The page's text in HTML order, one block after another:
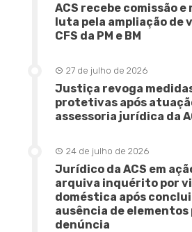
ACS recebe comissão
luta pela ampliação de
CFS da PM e BM
27 de julho de 2026
Justiça revoga
protetivas após
assessoria jurídica da
24 de julho de 2026
Jurídico da ACS em
arquiva inquérito por
doméstica após
ausência de elementos
denúncia